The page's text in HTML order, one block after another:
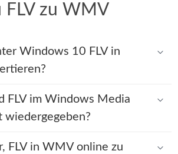
FLV zu WMV
Windows 10 FLV in
FLV im Windows Media
wiedergegeben?
FLV in WMV online zu